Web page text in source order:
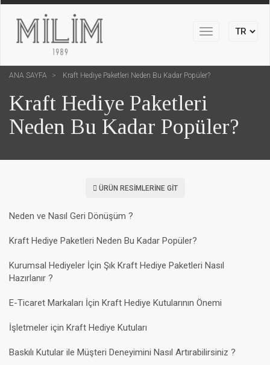
Toggle
ANA SAYFA Kraft Hediye Paketleri Neden Bu Kadar Popüler?
Kraft Hediye Paketleri
Neden Bu Kadar Popüler?
ÜRÜN RESIMLERINE GIT
Neden ve Nasıl Geri Dönüşüm ?
Kraft Hediye Paketleri Neden Bu Kadar Popüler?
Kurumsal Hediyeler İçin Şık Kraft Hediye Paketleri Nasıl
Hazırlanır ?
E-Ticaret Markaları İçin Kraft Hediye Kutularının Önemi
İşletmeler için Kraft Hediye Kutuları
Baskılı Kutular ile Müşteri Deneyimini Nasıl Artırabilirsiniz ?